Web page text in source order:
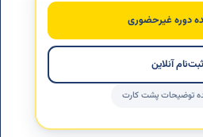
حضور در کلاس را ندارند و می‌خواهند با
از راه دور حفظ قرآن را دنبال کنند.
دوره غیرحضوری
ثبت‌نام آنلاین
توضیحات پشت کارت
حفظ قرآن